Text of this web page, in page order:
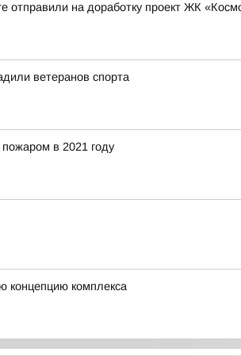
отправили на доработку проект ЖК
ветеранов спорта
в 2021 году
концепцию комплекса